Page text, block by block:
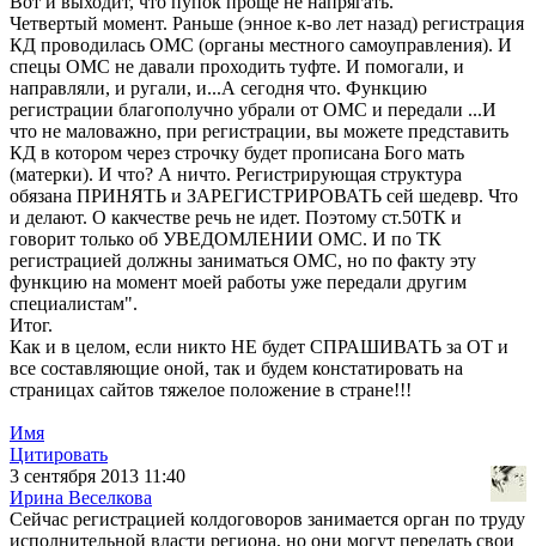
Четвертый момент. Раньше (энное к-во лет назад) регистрация
КД проводилась ОМС (органы местного самоуправления). И
спецы ОМС не давали проходить туфте. И помогали, и
направляли, и ругали, и...А сегодня что. Функцию
регистрации благополучно убрали от ОМС и передали ...И
что не маловажно, при регистрации, вы можете представить
КД в котором через строчку будет прописана Бого мать
(матерки). И что? А ничто. Регистрирующая структура
обязана ПРИНЯТЬ и ЗАРЕГИСТРИРОВАТЬ сей шедевр. Что
и делают. О какчестве речь не идет. Поэтому ст.50ТК и
говорит только об УВЕДОМЛЕНИИ ОМС. И по ТК
регистрацией должны заниматься ОМС, но по факту эту
функцию на момент моей работы уже передали другим
специалистам".
Итог.
Как и в целом, если никто НЕ будет СПРАШИВАТЬ за ОТ и
все составляющие оной, так и будем констатировать на
страницах сайтов тяжелое положение в стране!!!
Имя
Цитировать
3 сентября 2013 11:40
Ирина Веселкова
Сейчас регистрацией колдоговоров занимается орган по труду
исполнительной власти региона, но они могут передать свои